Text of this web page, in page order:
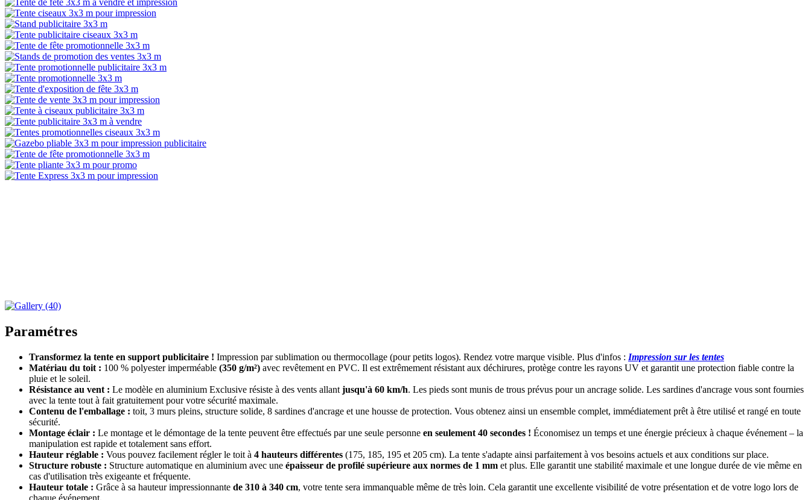
Paramétres
Transformez la tente en support publicitaire ! Impression par sublimation ou thermocollage (pour petits logos). Rendez votre marque visible. Plus d'infos : Impression sur les tentes
Matériau du toit : 100 % polyester imperméable (350 g/m²) avec revêtement en PVC. Il est extrêmement résistant aux déchirures, protège contre les rayons UV et garantit une protection fiable contre la
pluie et le soleil.
Résistance au vent : Le modèle en aluminium Exclusive résiste à des vents allant jusqu'à 60 km/h. Les pieds sont munis de trous prévus pour un ancrage solide. Les sardines d'ancrage vous sont fournies
avec la tente tout à fait gratuitement pour votre sécurité maximale.
Contenu de l'emballage : toit, 3 murs pleins, structure solide, 8 sardines d'ancrage et une housse de protection. Vous obtenez ainsi un ensemble complet, immédiatement prêt à être utilisé et rangé en toute
sécurité.
Montage éclair : Le montage et le démontage de la tente peuvent être effectués par une seule personne en seulement 40 secondes ! Économisez un temps et une énergie précieux à chaque événement – la
manipulation est rapide et totalement sans effort.
Hauteur réglable : Vous pouvez facilement régler le toit à 4 hauteurs différentes (175, 185, 195 et 205 cm). La tente s'adapte ainsi parfaitement à vos besoins actuels et aux conditions sur place.
Structure robuste : Structure automatique en aluminium avec une épaisseur de profilé supérieure aux normes de 1 mm et plus. Elle garantit une stabilité maximale et une longue durée de vie même en
cas d'utilisation très exigeante et fréquente.
Hauteur totale : Grâce à sa hauteur impressionnante de 310 à 340 cm, votre tente sera immanquable même de très loin. Cela garantit une excellente visibilité de votre présentation et de votre logo lors de
chaque événement.